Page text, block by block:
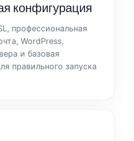
конфигурация
профессиональная
WordPress,
и базовая
правильного запуска